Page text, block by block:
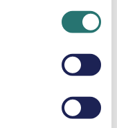
stadsutflykter och
erbjuder en smidig
på livliga
Utforska
Fuengirola eller
Shopping